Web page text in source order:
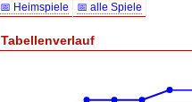
📅 Heimspiele
📅 alle Spiele
Tabellenverlauf